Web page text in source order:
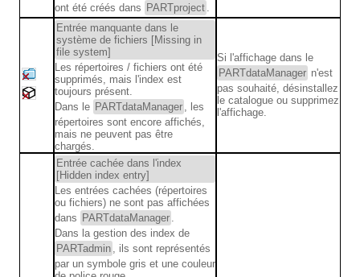
ont été créés dans PARTproject .
Entrée manquante dans le
système de fichiers [Missing in
file system]
Les répertoires / fichiers ont été
supprimés, mais l'index est
toujours présent.
Dans le PARTdataManager , les
répertoires sont encore affichés,
mais ne peuvent pas être
chargés.
Si l'affichage dans le
PARTdataManager n'est
pas souhaité, désinstallez
le catalogue ou supprimez
l'affichage.
Entrée cachée dans l'index
[Hidden index entry]
Les entrées cachées (répertoires
ou fichiers) ne sont pas affichées
dans PARTdataManager .
Dans la gestion des index de
PARTadmin , ils sont représentés
par un symbole gris et une couleur